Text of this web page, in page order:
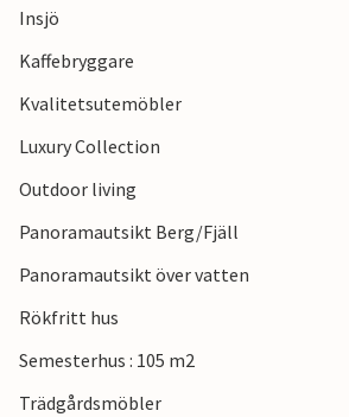
Insjö
Kaffebryggare
Kvalitetsutemöbler
Luxury Collection
Outdoor living
Panoramautsikt Berg/Fjäll
Panoramautsikt över vatten
Rökfritt hus
Semesterhus : 105 m2
Trädgårdsmöbler